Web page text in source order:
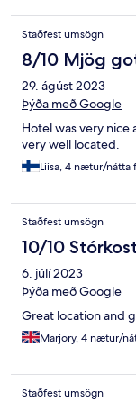
Staðfest umsögn
8/10 Mjög
29. ágúst 2023
Þýða með Google
Hotel was very
very well located.
Liisa, 4 nætur/nátta
Staðfest umsögn
10/10
6. júlí 2023
Þýða með Google
Great location and
Marjory, 4 nætur/
Staðfest umsögn